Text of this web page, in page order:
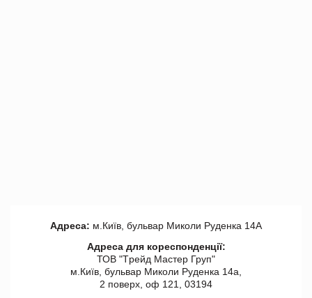
Адреса: м.Київ, бульвар Миколи Руденка 14А
Адреса для кореспонденції:
ТОВ "Tрейд Мастер Груп"
м.Київ, бульвар Миколи Руденка 14а,
2 поверх, оф 121, 03194